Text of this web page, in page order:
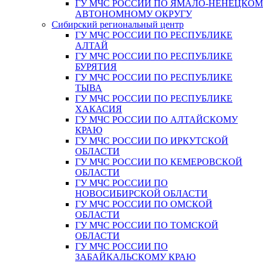
ГУ МЧС РОССИИ ПО ЯМАЛО-
АВТОНОМНОМУ ОКРУГУ
Сибирский региональный центр
ГУ МЧС РОССИИ ПО РЕСПУБЛИКЕ
АЛТАЙ
ГУ МЧС РОССИИ ПО РЕСПУБЛИКЕ
БУРЯТИЯ
ГУ МЧС РОССИИ ПО РЕСПУБЛИКЕ
ТЫВА
ГУ МЧС РОССИИ ПО РЕСПУБЛИКЕ
ХАКАСИЯ
ГУ МЧС РОССИИ ПО АЛТАЙСКОМУ
КРАЮ
ГУ МЧС РОССИИ ПО ИРКУТСКОЙ
ОБЛАСТИ
ГУ МЧС РОССИИ ПО КЕМЕРОВСКОЙ
ОБЛАСТИ
ГУ МЧС РОССИИ ПО
НОВОСИБИРСКОЙ ОБЛАСТИ
ГУ МЧС РОССИИ ПО ОМСКОЙ
ОБЛАСТИ
ГУ МЧС РОССИИ ПО ТОМСКОЙ
ОБЛАСТИ
ГУ МЧС РОССИИ ПО
ЗАБАЙКАЛЬСКОМУ КРАЮ